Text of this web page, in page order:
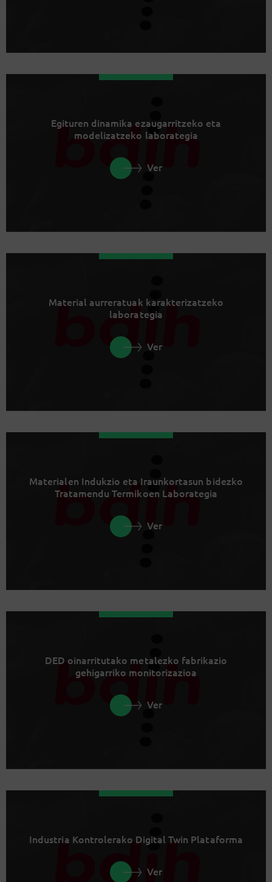
Egituren dinamika ezaugarritzeko eta
modelizatzeko laborategia
Ver
Material aurreratuak karakterizatzeko
laborategia
Ver
Materialen Indukzio eta Iraunkortasun bidezko
Tratamendu Termikoen Laborategia
Ver
DED oinarritutako metalezko fabrikazio
gehigarriko monitorizazioa
Ver
Industria Kontrolerako Digital Twin Plataforma
Ver